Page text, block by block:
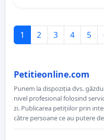
1 2 3 4 5
Petitieonline.com
Punem la dispoziția dvs.
nivel profesional folosind
zi. Publicarea petițiilor prin
către persoane ce au putere